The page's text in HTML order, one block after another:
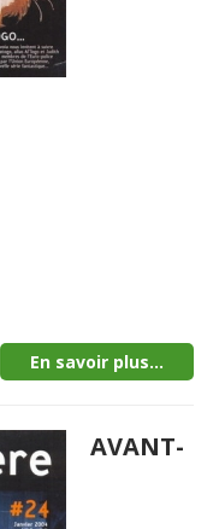
En savoir plus...
AVANT-